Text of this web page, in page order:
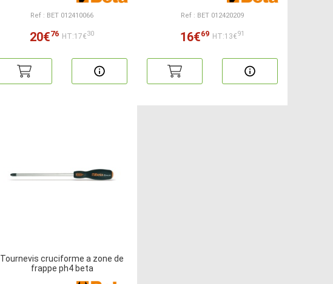
Ref : BET 012410066
20€76 HT:17€30
Ref : BET 012420209
16€69 HT:13€91
Tournevis cruciforme a zone de
frappe ph4 beta